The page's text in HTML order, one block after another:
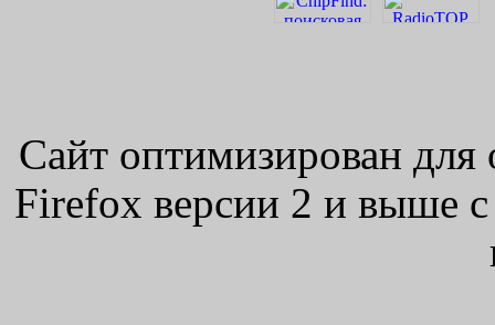
Сайт оптимизирован для
Firefox версии 2 и выше